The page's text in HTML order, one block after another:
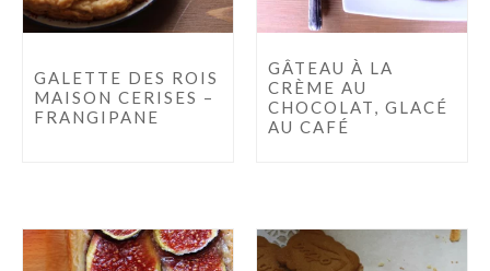
GALETTE DES ROIS
MAISON CERISES –
FRANGIPANE
GÂTEAU À LA
CRÈME AU
CHOCOLAT, GLACÉ
AU CAFÉ